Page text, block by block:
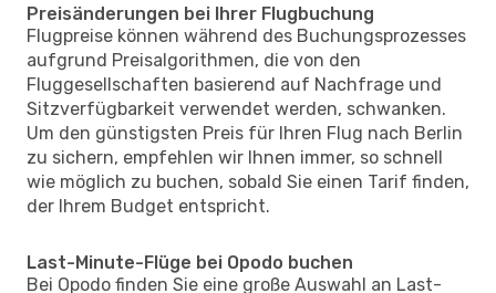
Preisänderungen bei Ihrer Flugbuchung
Flugpreise können während des Buchungsprozesses
aufgrund Preisalgorithmen, die von den
Fluggesellschaften basierend auf Nachfrage und
Sitzverfügbarkeit verwendet werden, schwanken.
Um den günstigsten Preis für Ihren Flug nach Berlin
zu sichern, empfehlen wir Ihnen immer, so schnell
wie möglich zu buchen, sobald Sie einen Tarif finden,
der Ihrem Budget entspricht.
Last-Minute-Flüge bei Opodo buchen
Bei Opodo finden Sie eine große Auswahl an Last-